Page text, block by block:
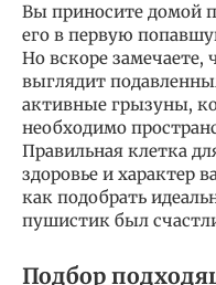
Вы приносите домой
его в первую
Но вскоре замечаете,
выглядит
активные грызуны,
необходимо
Правильная клетка
здоровье и характер
как подобрать
пушистик был
Подбор